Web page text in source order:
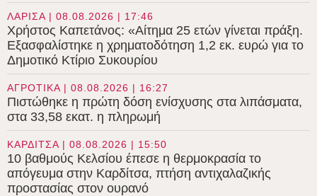
ΛΑΡΙΣΑ | 08.08.2026 | 17:46
Χρήστος Καπετάνος: «Αίτημα 25 ετών γίνεται πράξη.
Εξασφαλίστηκε η χρηματοδότηση 1,2 εκ. ευρώ για το
Δημοτικό Κτίριο Συκουρίου
ΑΓΡΟΤΙΚΑ | 08.08.2026 | 16:27
Πιστώθηκε η πρώτη δόση ενίσχυσης στα λιπάσματα,
στα 33,58 εκατ. η πληρωμή
ΚΑΡΔΙΤΣΑ | 08.08.2026 | 15:50
10 βαθμούς Κελσίου έπεσε η θερμοκρασία το
απόγευμα στην Καρδίτσα, πτήση αντιχαλαζικής
προστασίας στον ουρανό